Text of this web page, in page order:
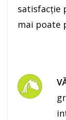
satisfacţie
mai poate